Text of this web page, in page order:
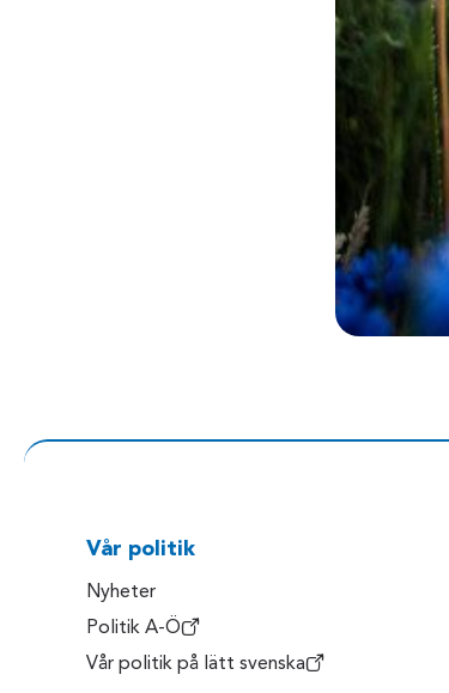
Vår politik
Nyheter
Politik A-Ö
Vår politik på lätt svenska